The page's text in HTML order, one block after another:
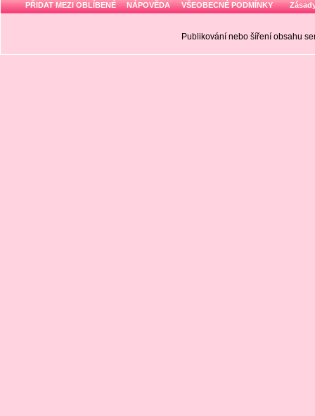
PŘIDAT MEZI OBLÍBENÉ NÁPOVĚDA VŠEOBECNÉ PODMÍNKY
Publikování nebo šíření obsahu